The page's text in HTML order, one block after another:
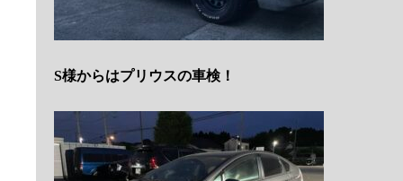
S様からはプリウスの車検！